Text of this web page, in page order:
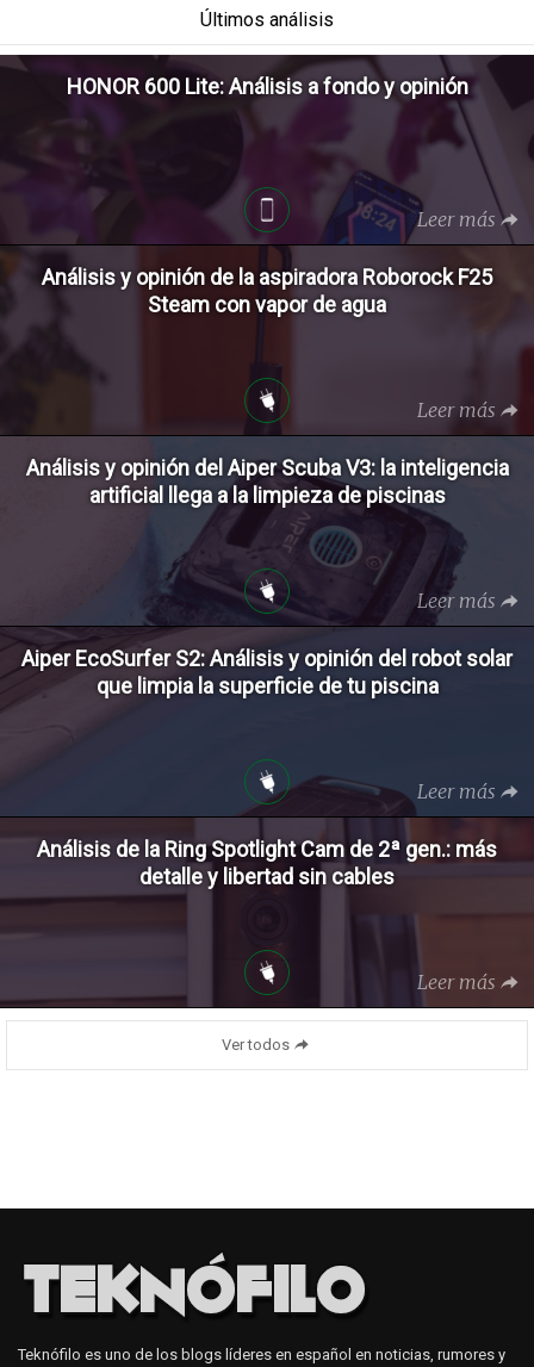
Últimos análisis
HONOR 600 Lite: Análisis a fondo y opinión
Leer más
Análisis y opinión de la aspiradora Roborock F25
Steam con vapor de agua
Leer más
Análisis y opinión del Aiper Scuba V3: la inteligencia
artificial llega a la limpieza de piscinas
Leer más
Aiper EcoSurfer S2: Análisis y opinión del robot solar
que limpia la superficie de tu piscina
Leer más
Análisis de la Ring Spotlight Cam de 2ª gen.: más
detalle y libertad sin cables
Leer más
Ver todos
Teknófilo es uno de los blogs líderes en español en noticias, rumores y